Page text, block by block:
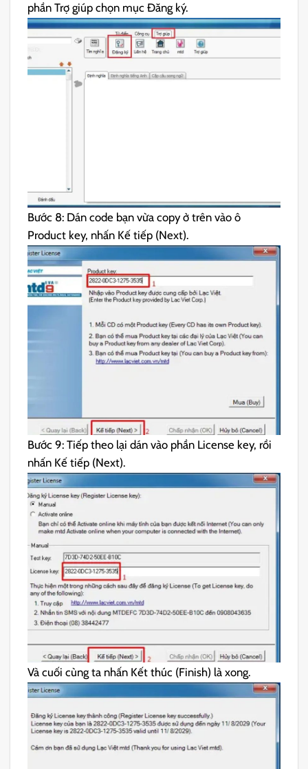
phần Trợ giúp chọn mục Đăng ký.
Bước 8: Dán code bạn vừa copy ở trên vào ô
Product key, nhấn Kế tiếp (Next).
Bước 9: Tiếp theo lại dán vào phần License key, rồi
nhấn Kế tiếp (Next).
Và cuối cùng ta nhấn Kết thúc (Finish) là xong.